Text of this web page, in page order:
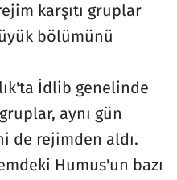
karşıtı gruplar
bölümünü
İdlib genelinde
aynı gün
de rejimden aldı.
Humus'un bazı